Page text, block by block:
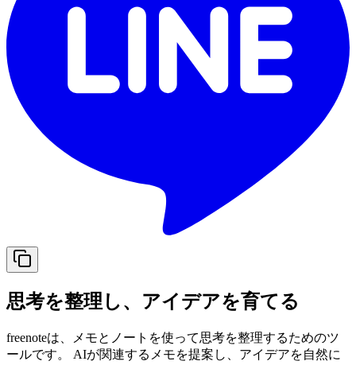
思考を整理し、アイデアを育てる
freenoteは、メモとノートを使って思考を整理するためのツ
ールです。 AIが関連するメモを提案し、アイデアを自然に